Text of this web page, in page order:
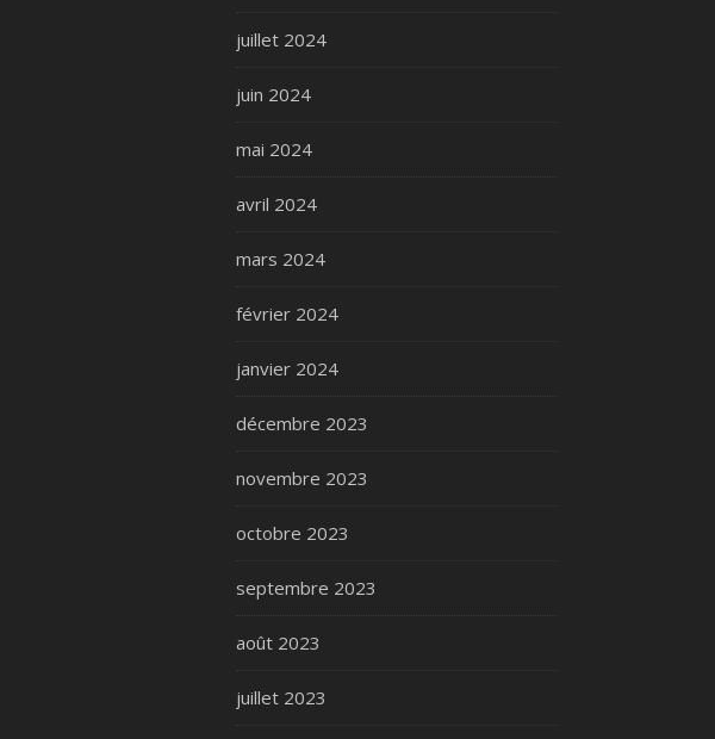
juillet 2024
juin 2024
mai 2024
avril 2024
mars 2024
février 2024
janvier 2024
décembre 2023
novembre 2023
octobre 2023
septembre 2023
août 2023
juillet 2023